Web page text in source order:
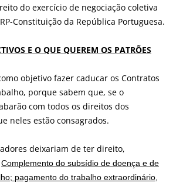
do exercício de negociação coletiva
Constituição da República Portuguesa.
E O QUE QUEREM OS PATRÕES
objetivo fazer caducar os Contratos
porque sabem que, se o
com todos os direitos dos
neles estão consagrados.
deixariam de ter direito,
Complemento do subsídio de doença e de
pagamento do trabalho extraordinário,